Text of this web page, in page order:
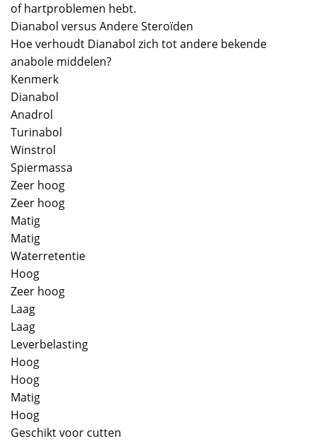
of hartproblemen hebt.
Dianabol versus Andere Steroïden
Hoe verhoudt Dianabol zich tot andere bekende
anabole middelen?
Kenmerk
Dianabol
Anadrol
Turinabol
Winstrol
Spiermassa
Zeer hoog
Zeer hoog
Matig
Matig
Waterretentie
Hoog
Zeer hoog
Laag
Laag
Leverbelasting
Hoog
Hoog
Matig
Hoog
Geschikt voor cutten